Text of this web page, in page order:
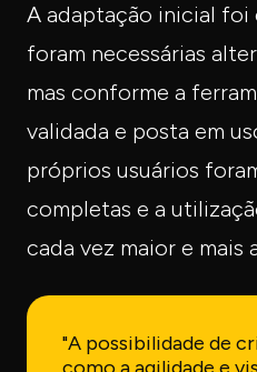
A adaptação inicial foi
foram necessárias
mas conforme a
validada e posta em
próprios usuários
completas e a
cada vez maior e mais
"A possibilidade de